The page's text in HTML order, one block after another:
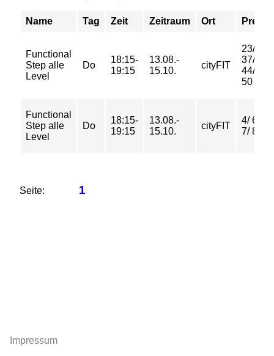
Name Tag Zeit Zeitraum Ort Preis
Functional
Step alle
Level
Do
18:15-
19:15
13.08.-
15.10.
cityFIT
23/
37/
44/
50 €
Functional
Step alle
Level
Do
18:15-
19:15
13.08.-
15.10.
cityFIT
4/ 6/
7/ 8 €
Seite: 1
Impressum